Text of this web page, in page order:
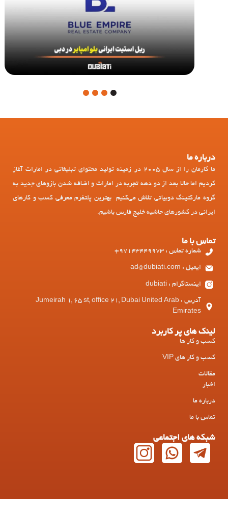
1
درباره ما
ما کارمان را از سال 2005 در زمینه تولید محتوای تبلیغاتی در امارات آغاز
کردیم اما حالا بعد از دو دهه تجربه در امارات و اضافه شدن بازوهای جدید به
گروه مارکتینگ دوبیاتی تلاش می‌کنیم بهترین پلتفرم معرفی کسب و کارهای
ایرانی در کشورهای حاشیه خلیج فارس باشیم.
تماس با ما
شماره تماس : 97143449973+
ایمیل : ad@dubiati.com
اینستاگرام : dubiati
آدرس : Jumeirah 1, 65 st, office 21, Dubai United Arab
Emirates
لینک های پر کاربرد
کسب و کار ها
کسب و کار های VIP
مقالات
اخبار
درباره ما
تماس با ما
شبکه های اجتماعی